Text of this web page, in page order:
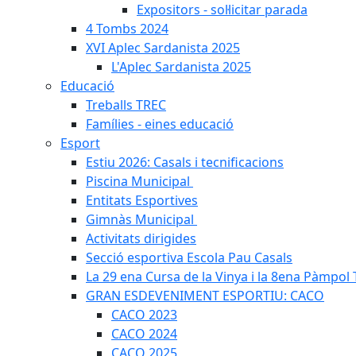
Expositors - sol·licitar parada
4 Tombs 2024
XVI Aplec Sardanista 2025
L'Aplec Sardanista 2025
Educació
Treballs TREC
Famílies - eines educació
Esport
Estiu 2026: Casals i tecnificacions
Piscina Municipal
Entitats Esportives
Gimnàs Municipal
Activitats dirigides
Secció esportiva Escola Pau Casals
La 29 ena Cursa de la Vinya i la 8ena Pàmpol
GRAN ESDEVENIMENT ESPORTIU: CACO
CACO 2023
CACO 2024